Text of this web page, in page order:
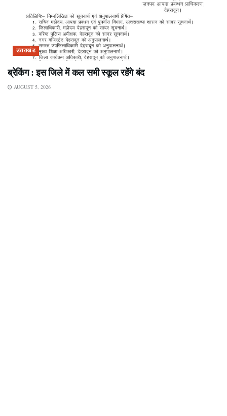
उत्तराखंड
ब्रेकिंग : इस जिले में कल सभी स्कूल रहेंगे बंद
AUGUST 5, 2026